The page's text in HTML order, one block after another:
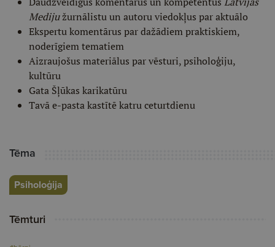
Medijužurnālistu un autoru viedokļus par aktuālo
Ekspertu komentārus par dažādiem praktiskiem,
noderīgiem tematiem
Aizraujošus materiālus par vēsturi, psiholoģiju,
kultūru
Gata Šļūkas karikatūru
Tavā e-pasta kastītē katru ceturtdienu
Tēma
Psiholoģija
Tēmturi